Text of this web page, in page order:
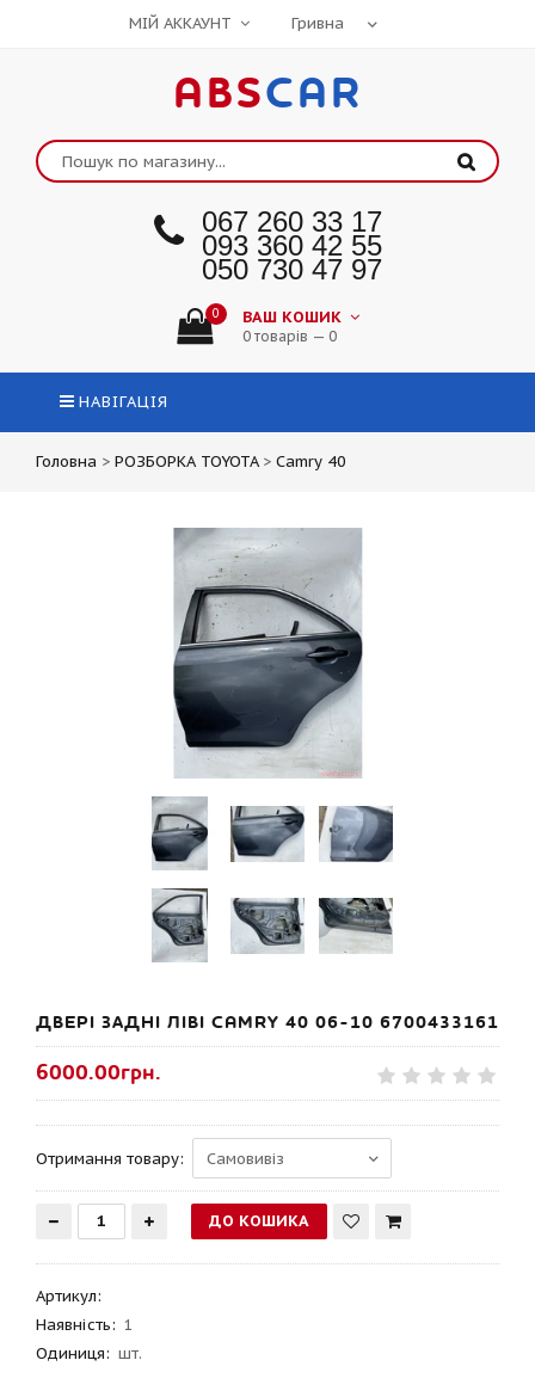
МІЙ АККАУНТ
ABSCAR
067 260 33 17
093 360 42 55
050 730 47 97
0 ВАШ КОШИК
0 товарів — 0
НАВІГАЦІЯ
Головна > РОЗБОРКА TOYOTA > Camry 40
ДВЕРІ ЗАДНІ ЛІВІ CAMRY 40 06-10 6700433161
6000.00грн.
Отримання товару:
Артикул:
Наявність: 1
Одиниця: шт.